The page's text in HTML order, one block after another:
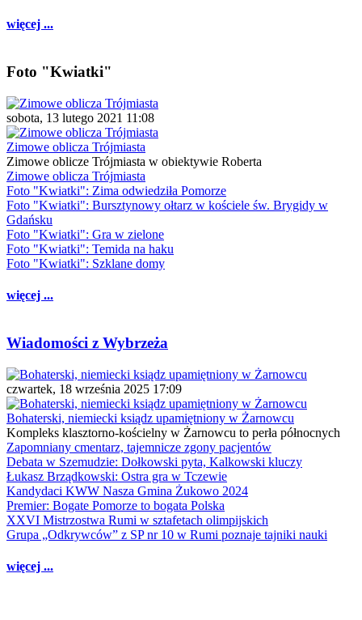
więcej ...
Foto "Kwiatki"
sobota, 13 lutego 2021 11:08
Zimowe oblicza Trójmiasta
Zimowe oblicze Trójmiasta w obiektywie Roberta
Zimowe oblicza Trójmiasta
Foto "Kwiatki": Zima odwiedziła Pomorze
Foto "Kwiatki": Bursztynowy ołtarz w kościele św. Brygidy w
Gdańsku
Foto "Kwiatki": Gra w zielone
Foto "Kwiatki": Temida na haku
Foto "Kwiatki": Szklane domy
więcej ...
Wiadomości z Wybrzeża
czwartek, 18 września 2025 17:09
Bohaterski, niemiecki ksiądz upamiętniony w Żarnowcu
Kompleks klasztorno-kościelny w Żarnowcu to perła północnych
Zapomniany cmentarz, tajemnicze zgony pacjentów
Debata w Szemudzie: Dołkowski pyta, Kalkowski kluczy
Łukasz Brządkowski: Ostra gra w Tczewie
Kandydaci KWW Nasza Gmina Żukowo 2024
Premier: Bogate Pomorze to bogata Polska
XXVI Mistrzostwa Rumi w sztafetach olimpijskich
Grupa „Odkrywców” z SP nr 10 w Rumi poznaje tajniki nauki
więcej ...